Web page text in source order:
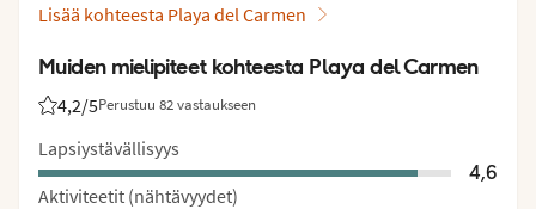
Lisää kohteesta Playa del Carmen
Muiden mielipiteet kohteesta Playa del Carmen
4,2/5Perustuu 82 vastaukseen
Asiakkaidemme arviot: 4.2/5
Lapsiystävällisyys
4,6
Aktiviteetit (nähtävyydet)